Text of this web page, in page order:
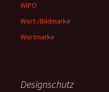
WIPO
Wort-/Bildmarke
Wortmarke
Designschutz